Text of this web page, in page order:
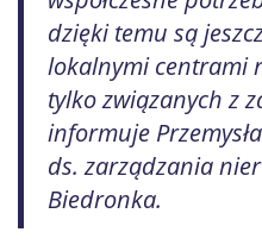
dzięki temu są
lokalnymi centrami
tylko związanych z
informuje
ds. zarządzania
Biedronka.